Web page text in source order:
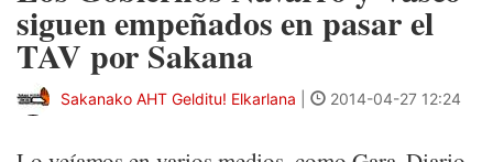
siguen empeñados en pasar el
TAV por Sakana
Sakanako AHT Gelditu! Elkarlana 2014-04-27 12:24